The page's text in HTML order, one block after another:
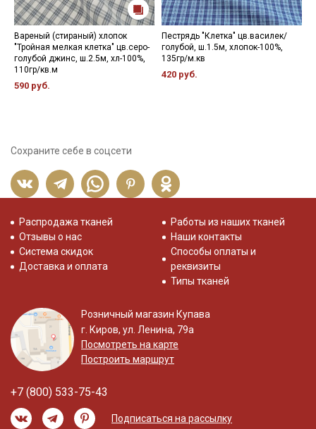
Вареный (стираный) хлопок
"Тройная мелкая клетка" цв.серо-
голубой джинс, ш.2.5м, хл-100%,
110гр/кв.м
590 руб.
Пестрядь "Клетка" цв.василек/
голубой, ш.1.5м, хлопок-100%,
135гр/м.кв
420 руб.
Сохраните себе в соцсети
Распродажа тканей
Отзывы о нас
Система скидок
Доставка и оплата
Работы из наших тканей
Наши контакты
Способы оплаты и
реквизиты
Типы тканей
Розничный магазин Купава
г. Киров, ул. Ленина, 79а
Посмотреть на карте
Построить маршрут
+7 (800) 533-75-43
Подписаться на рассылку